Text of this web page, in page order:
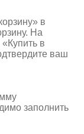
в
На
в
ваш
заполнить